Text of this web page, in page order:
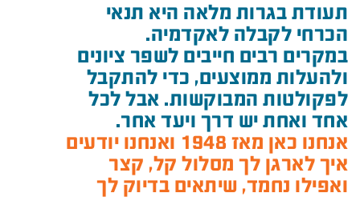
תעודת בגרות מלאה היא תנאי
הכרחי לקבלה לאקדמיה.
במקרים רבים חייבים לשפר ציונים
ולהעלות ממוצעים, כדי להתקבל
לפקולטות המבוקשות. אבל לכל
אחד ואחת יש דרך ויעד אחר.
אנחנו כאן מאז 1948 ואנחנו יודעים
איך לארגן לך מסלול קל, קצר
ואפילו נחמד, שיתאים בדיוק לך